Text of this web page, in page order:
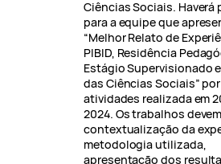
Ciências Sociais. Haverá
para a equipe que
“Melhor Relato de
PIBID, Residência
Estágio Supervisionado
das Ciências Sociais” por
atividades realizada em
2024. Os trabalhos
contextualização da
metodologia utilizada,
apresentação dos